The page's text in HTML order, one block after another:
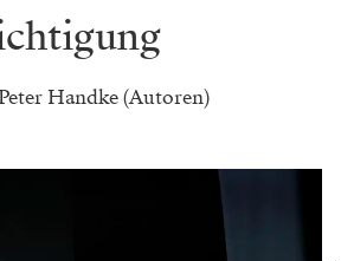
Handke (Autoren)